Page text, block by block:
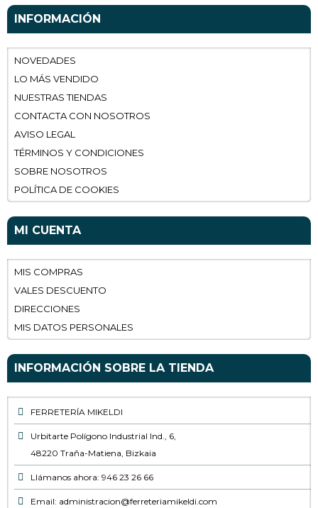
INFORMACIÓN
NOVEDADES
LO MÁS VENDIDO
NUESTRAS TIENDAS
CONTACTA CON NOSOTROS
AVISO LEGAL
TÉRMINOS Y CONDICIONES
SOBRE NOSOTROS
POLÍTICA DE COOKIES
MI CUENTA
MIS COMPRAS
VALES DESCUENTO
DIRECCIONES
MIS DATOS PERSONALES
INFORMACIÓN SOBRE LA TIENDA
FERRETERÍA MIKELDI
Urbitarte Polígono Industrial Ind., 6,
48220 Traña-Matiena, Bizkaia
Llámanos ahora: 946 23 26 66
Email: administracion@ferreteriamikeldi.com